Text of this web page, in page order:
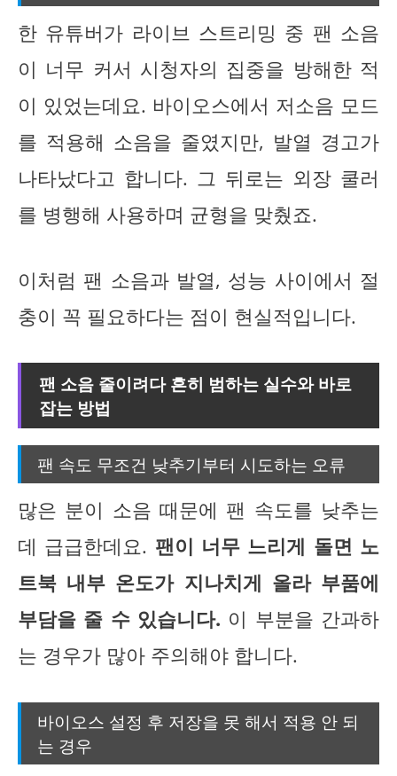
한 유튜버가 라이브 스트리밍 중 팬 소음
이 너무 커서 시청자의 집중을 방해한 적
이 있었는데요. 바이오스에서 저소음 모드
를 적용해 소음을 줄였지만, 발열 경고가
나타났다고 합니다. 그 뒤로는 외장 쿨러
를 병행해 사용하며 균형을 맞췄죠.
이처럼 팬 소음과 발열, 성능 사이에서 절
충이 꼭 필요하다는 점이 현실적입니다.
팬 소음 줄이려다 흔히 범하는 실수와 바로
잡는 방법
팬 속도 무조건 낮추기부터 시도하는 오류
많은 분이 소음 때문에 팬 속도를 낮추는
데 급급한데요. 팬이 너무 느리게 돌면 노
트북 내부 온도가 지나치게 올라 부품에
부담을 줄 수 있습니다. 이 부분을 간과하
는 경우가 많아 주의해야 합니다.
바이오스 설정 후 저장을 못 해서 적용 안 되
는 경우